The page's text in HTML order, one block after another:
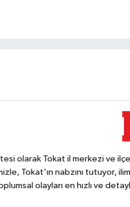
olarak Tokat il merkezi ve
Tokat'ın nabzını
olayları en hızlı ve